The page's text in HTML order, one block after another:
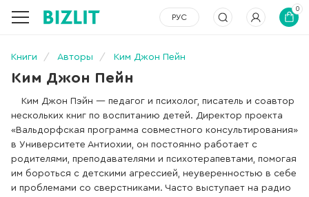
РУС
0
Книги Авторы Ким Джон Пейн
Ким Джон Пейн
Ким Джон Пэйн — педагог и психолог, писатель и соавтор
нескольких книг по воспитанию детей. Директор проекта
«Вальдорфская программа совместного консультирования»
в Университете Антиохии, он постоянно работает с
родителями, преподавателями и психотерапевтами, помогая
им бороться с детскими агрессией, неуверенностью в себе
и проблемами со сверстниками. Часто выступает на радио